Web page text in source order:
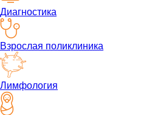
Диагностика
Взрослая поликлиника
Лимфология